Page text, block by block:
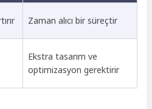
Zaman alıcı bir süreçtir
Ekstra tasarım ve
optimizasyon gerektirir